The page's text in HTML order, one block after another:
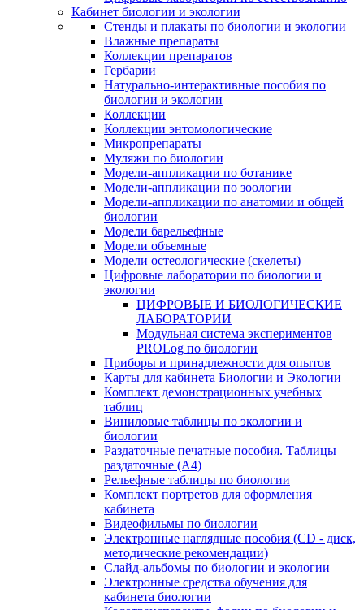
Кабинет биологии и экологии
Стенды и плакаты по биологии и экологии
Влажные препараты
Коллекции препаратов
Гербарии
Натурально-интерактивные пособия по
биологии и экологии
Коллекции
Коллекции энтомологические
Микропрепараты
Муляжи по биологии
Модели-аппликации по ботанике
Модели-аппликации по зоологии
Модели-аппликации по анатомии и общей
биологии
Модели барельефные
Модели объемные
Модели остеологические (скелеты)
Цифровые лаборатории по биологии и
экологии
ЦИФРОВЫЕ И БИОЛОГИЧЕСКИЕ
ЛАБОРАТОРИИ
Модульная система экспериментов
PROLog по биологии
Приборы и принадлежности для опытов
Карты для кабинета Биологии и Экологии
Комплект демонстрационных учебных
таблиц
Виниловые таблицы по экологии и
биологии
Раздаточные печатные пособия. Таблицы
раздаточные (А4)
Рельефные таблицы по биологии
Комплект портретов для оформления
кабинета
Видеофильмы по биологии
Электронные наглядные пособия (CD - диск,
методические рекомендации)
Слайд-альбомы по биологии и экологии
Электронные средства обучения для
кабинета биологии